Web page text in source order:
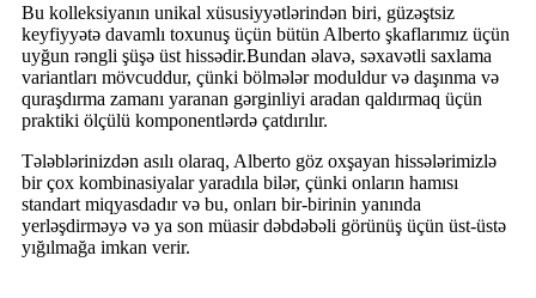
Bu kolleksiyanın unikal xüsusiyyətlərindən biri, güzəştsiz
keyfiyyətə davamlı toxunuş üçün bütün Alberto şkaflarımız üçün
uyğun rəngli şüşə üst hissədir.Bundan əlavə, səxavətli saxlama
variantları mövcuddur, çünki bölmələr moduldur və daşınma və
quraşdırma zamanı yaranan gərginliyi aradan qaldırmaq üçün
praktiki ölçülü komponentlərdə çatdırılır.
Tələblərinizdən asılı olaraq, Alberto göz oxşayan hissələrimizlə
bir çox kombinasiyalar yaradıla bilər, çünki onların hamısı
standart miqyasdadır və bu, onları bir-birinin yanında
yerləşdirməyə və ya son müasir dəbdəbəli görünüş üçün üst-üstə
yığılmağa imkan verir.